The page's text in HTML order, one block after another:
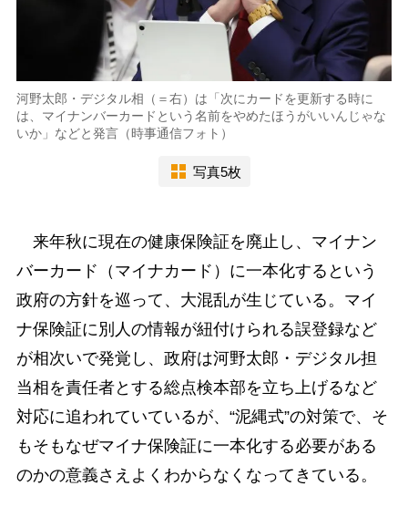
河野太郎・デジタル相（＝右）は「次にカードを更新する時に
は、マイナンバーカードという名前をやめたほうがいいんじゃな
いか」などと発言（時事通信フォト）
写真5枚
来年秋に現在の健康保険証を廃止し、マイナン
バーカード（マイナカード）に一本化するという
政府の方針を巡って、大混乱が生じている。マイ
ナ保険証に別人の情報が紐付けられる誤登録など
が相次いで発覚し、政府は河野太郎・デジタル担
当相を責任者とする総点検本部を立ち上げるなど
対応に追われていているが、“泥縄式”の対策で、そ
もそもなぜマイナ保険証に一本化する必要がある
のかの意義さえよくわからなくなってきている。